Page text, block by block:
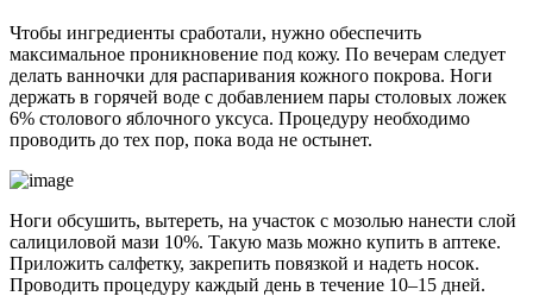
Чтобы ингредиенты сработали, нужно обеспечить
максимальное проникновение под кожу. По вечерам следует
делать ванночки для распаривания кожного покрова. Ноги
держать в горячей воде с добавлением пары столовых ложек
6% столового яблочного уксуса. Процедуру необходимо
проводить до тех пор, пока вода не остынет.
Ноги обсушить, вытереть, на участок с мозолью нанести слой
салициловой мази 10%. Такую мазь можно купить в аптеке.
Приложить салфетку, закрепить повязкой и надеть носок.
Проводить процедуру каждый день в течение 10–15 дней.